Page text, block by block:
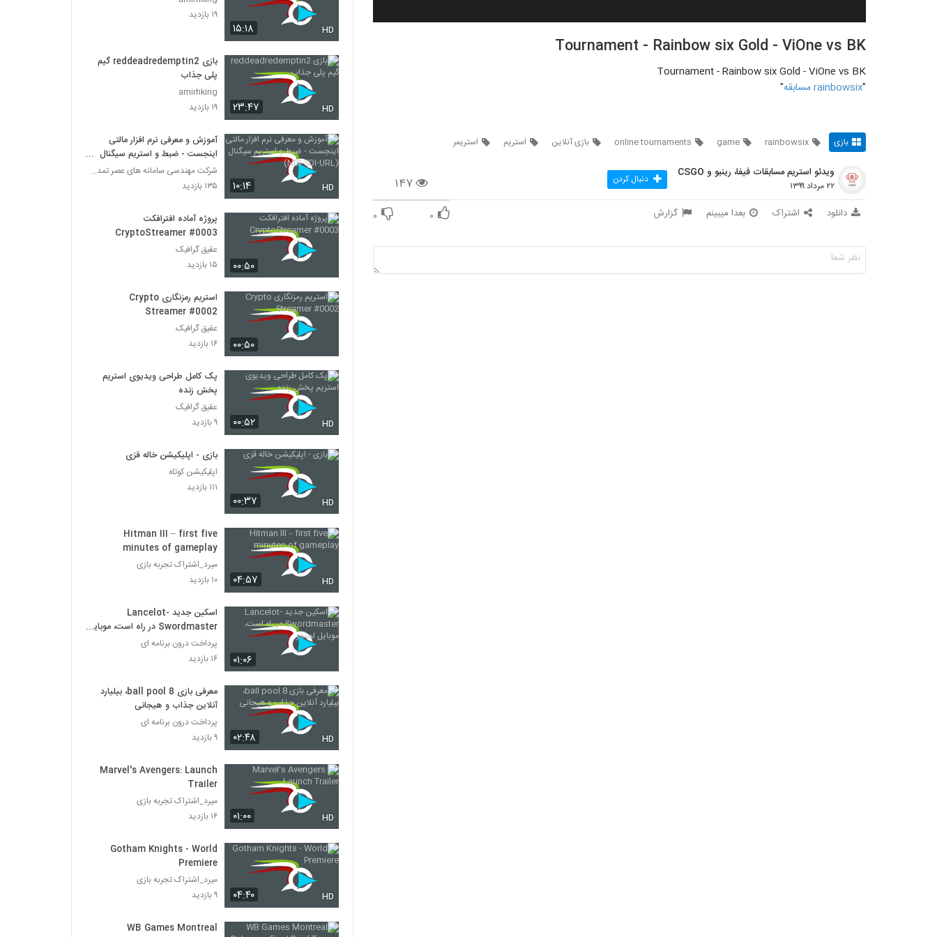
Tournament - Rainbow six Gold - ViOne vs BK
Tournament - Rainbow six Gold - ViOne vs BK
"rainbowsix مسابقه "
بازی rainbowsix
game
online tournaments بازی آنلاین استریم استریمر
۱۴۷
ویدئو استریم مسابقات فیفا، رینبو و CSGO
۲۲ مرداد ۱۳۹۹ دنبال کردن
دانلود اشتراک بعدا میبینم گزارش ۰ ۰
۱۵:۱۸ HD
۱۹ بازدید
۲۳:۴۷ HD
بازی reddeadredemptin2 گیم
پلی جذاب
amirhking
۱۹ بازدید
۱۰:۱۴ HD
آموزش و معرفی نرم افزار مالتی
اینجست - ضبط و استریم سیگنال
(NDI-SDI-URL)
شرکت مهندسی سامانه های عصر تمدن (ساعت)
۱۳۵ بازدید
۰۰:۵۰
پروژه آماده افترافکت
CryptoStreamer #0003
عقیق گرافیک
۱۵ بازدید
۰۰:۵۰
استریم رمزنگاری Crypto
Streamer #0002
عقیق گرافیک
۱۶ بازدید
۰۰:۵۲ HD
پک کامل طراحی ویدیوی استریم
پخش زنده
عقیق گرافیک
۹ بازدید
۰۰:۳۷ HD
بازی - اپلیکیشن خاله قزی
اپلیکیشن کوتاه
۱۱۱ بازدید
۰۴:۵۷ HD
Hitman III – first five
minutes of gameplay
میرد_اشتراک تجربه بازی
۱۰ بازدید
۰۱:۰۶
اسکین جدید -Lancelot
Swordmaster در راه است، موبایل
لجندز
پرداخت درون برنامه ای
۱۶ بازدید
۰۲:۴۸ HD
معرفی بازی 8 ball pool، بیلیارد
آنلاین جذاب و هیجانی
پرداخت درون برنامه ای
۹ بازدید
۰۱:۰۰ HD
Marvel's Avengers: Launch
Trailer
میرد_اشتراک تجربه بازی
۱۶ بازدید
۰۴:۴۰ HD
Gotham Knights - World
Premiere
میرد_اشتراک تجربه بازی
۹ بازدید
WB Games Montreal